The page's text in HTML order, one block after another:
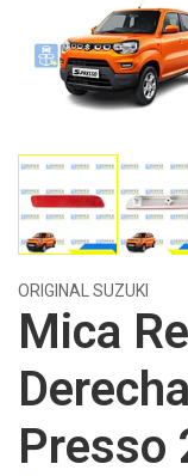
ORIGINAL SUZUKI
Mica
Presso